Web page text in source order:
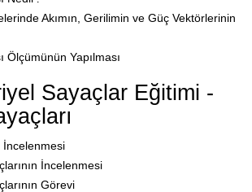
Akımın, Gerilimin ve Güç Vektörlerinin
Ölçümünün Yapılması
Sayaçlar Eğitimi -
İncelenmesi
İncelenmesi
Görevi